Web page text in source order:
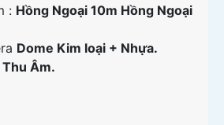
: Hồng Ngoại 10m Hồng Ngoại
Dome Kim loại + Nhựa.
Thu Âm.